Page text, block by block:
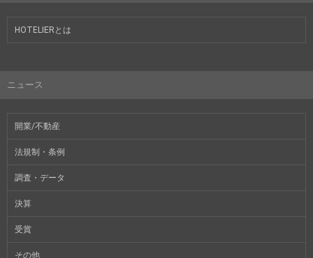
HOTELIERとは
ニュース
開業/不動産
法規制・条例
調査・データ
決算
受賞
その他